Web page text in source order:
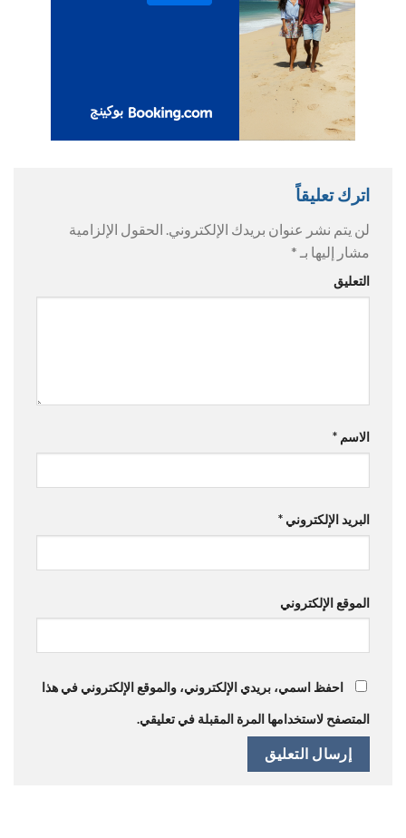
اترك تعليقاً
لن يتم نشر عنوان بريدك الإلكتروني. الحقول الإلزامية
مشار إليها بـ *
التعليق
الاسم *
البريد الإلكتروني *
الموقع الإلكتروني
احفظ اسمي، بريدي الإلكتروني، والموقع الإلكتروني في هذا
المتصفح لاستخدامها المرة المقبلة في تعليقي.